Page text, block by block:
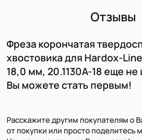
Отзывы
Фреза корончатая
хвостовика для Hardoх-
18,0 мм, 20.1130A-18 еще
Вы можете стать первым!
Расскажите другим покупателям о
от покупки или просто поделитесь